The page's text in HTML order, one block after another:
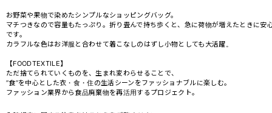
お野菜や果物で染めたシンプルなショッピングバッグ。
マチつきなので容量もたっぷり。折り畳んで持ち歩くと、急に荷物が増えたときに安
です。
カラフルな色はお洋服と合わせて着こなしのはずし小物としても大活躍。
【FOODTEXTILE】
ただ捨てられていくものを、生まれ変わらせることで、
”食”を中心とした衣・食・住の生活シーンをファッショナブルに楽しむ。
ファッション業界から食品廃棄物を再活用するプロジェクト。